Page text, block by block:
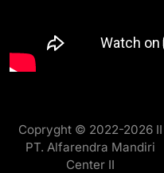
Copryght © 2022-2026 II
PT. Alfarendra Mandiri
Center II